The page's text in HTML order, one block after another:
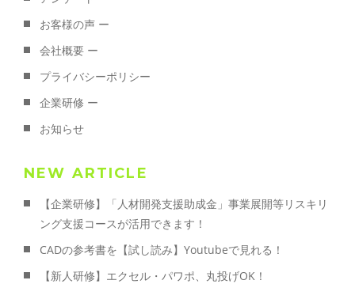
お客様の声 ー
会社概要 ー
プライバシーポリシー
企業研修 ー
お知らせ
NEW ARTICLE
【企業研修】「人材開発支援助成金」事業展開等リスキリ
ング支援コースが活用できます！
CADの参考書を【試し読み】Youtubeで見れる！
【新人研修】エクセル・パワポ、丸投げOK！